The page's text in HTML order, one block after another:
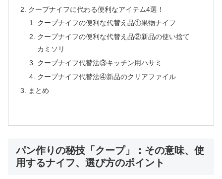
クープナイフに代わる便利なアイテム4選！
クープナイフの便利な代替え品①果物ナイフ
クープナイフの便利な代替え品②新品の使い捨て
カミソリ
クープナイフ代替法③キッチン用ハサミ
クープナイフ代替法④新品のクリアファイル
まとめ
パン作りの秘技「クープ」：その意味、使
用するナイフ、選び方のポイント